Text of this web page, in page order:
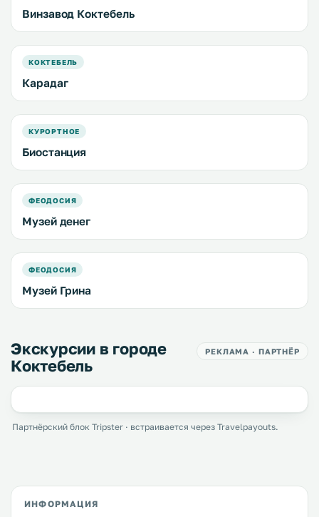
Винзавод Коктебель
КОКТЕБЕЛЬ
Карадаг
КУРОРТНОЕ
Биостанция
ФЕОДОСИЯ
Музей денег
ФЕОДОСИЯ
Музей Грина
Экскурсии в городе
Коктебель
РЕКЛАМА · ПАРТНЁР
Партнёрский блок Tripster · встраивается через Travelpayouts.
ИНФОРМАЦИЯ